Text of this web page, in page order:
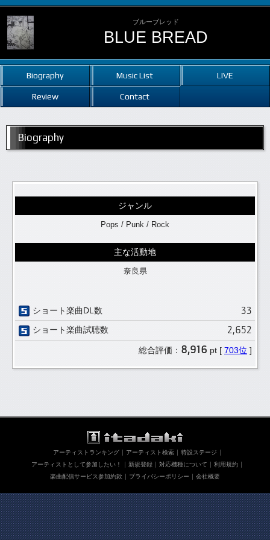
ブルーブレッド
BLUE BREAD
Biography Music List LIVE
Review Contact
Biography
ジャンル
Pops / Punk / Rock
主な活動地
奈良県
ショート楽曲DL数 33
ショート楽曲試聴数 2,652
総合評価： 8,916 pt [ 703位 ]
アーティストランキング アーティスト検索
特設ステージ
アーティストとして参加したい！
新規登録 対応機種について
利用規約
楽曲配信サービス参加約款
プライバシーポリシー 会社概要